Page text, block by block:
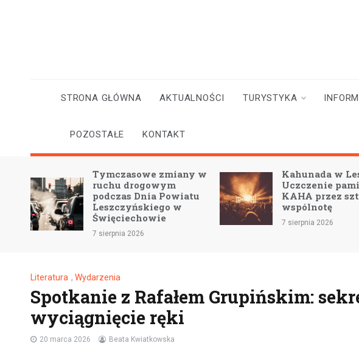
STRONA GŁÓWNA AKTUALNOŚCI TURYSTYKA
POZOSTAŁE KONTAKT
zmiany w
drogowym
Dnia Powiatu
w
2026
Kahunada w Lesznie:
Uczczenie pamięci
KAHA przez sztukę i
wspólnotę
Literatura , Wydarzenia
Spotkanie z Rafałem Grupińskim:
wyciągnięcie ręki
20 marca 2026 Beata Kwiatkowska